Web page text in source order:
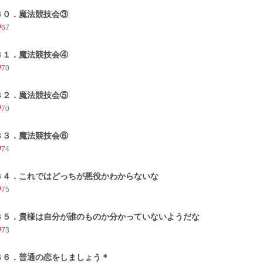
０．魔法競技会③
67
１．魔法競技会④
70
２．魔法競技会⑤
70
３．魔法競技会⑥
74
４．これではどっちが悪役かわからないな
75
５．貴様は自分が誰のものか分かっていないようだな
73
６．普通の恋をしましょう＊